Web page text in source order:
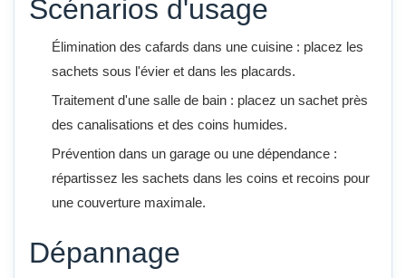
Scénarios d'usage
Élimination des cafards dans une cuisine : placez les
sachets sous l'évier et dans les placards.
Traitement d'une salle de bain : placez un sachet près
des canalisations et des coins humides.
Prévention dans un garage ou une dépendance :
répartissez les sachets dans les coins et recoins pour
une couverture maximale.
Dépannage